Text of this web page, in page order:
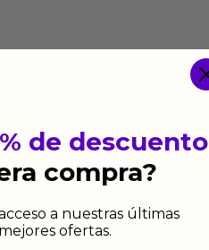
de descuento
compra?
a nuestras últimas
ofertas.